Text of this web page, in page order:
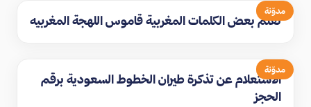
مدوّنة
تعلم بعض الكلمات المغربية قاموس اللهجة المغربيه
مدوّنة
الاستعلام عن تذكرة طيران الخطوط السعودية برقم
الحجز